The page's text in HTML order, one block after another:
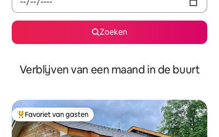
Zoeken
Verblijven van een maand in de buurt
Topfavoriet van gasten
Favoriet van gasten